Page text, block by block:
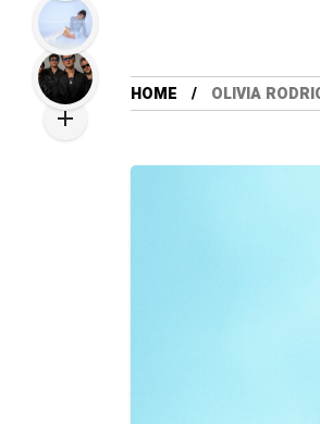
HOME OLIVIA